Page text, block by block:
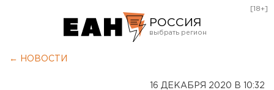
РОССИЯ
[18+]
← НОВОСТИ
16 ДЕКАБРЯ 2020 В 10:32